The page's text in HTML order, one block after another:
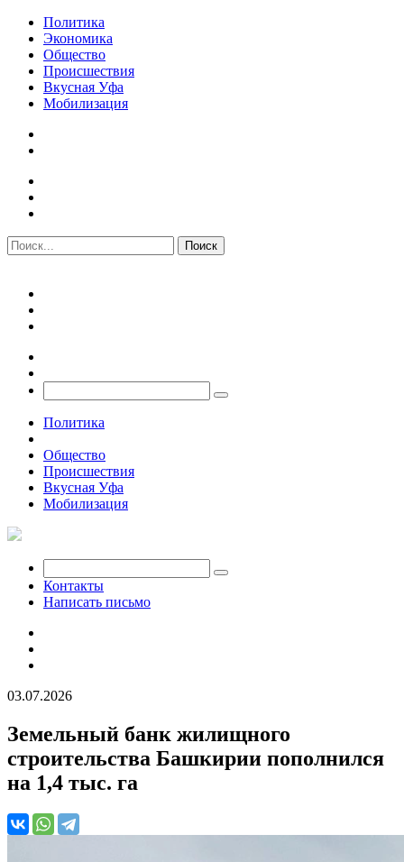
Политика
Экономика
Общество
Происшествия
Вкусная Уфа
Мобилизация
Политика
Общество
Происшествия
Вкусная Уфа
Мобилизация
Контакты
Написать письмо
03.07.2026
Земельный банк жилищного
строительства Башкирии пополнился
на 1,4 тыс. га